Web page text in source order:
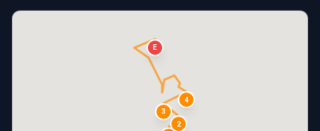
2
3
4
E